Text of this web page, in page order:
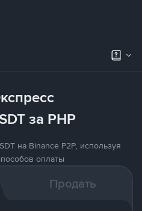
за PHP
на Binance P2P, используя
оплаты
Продать